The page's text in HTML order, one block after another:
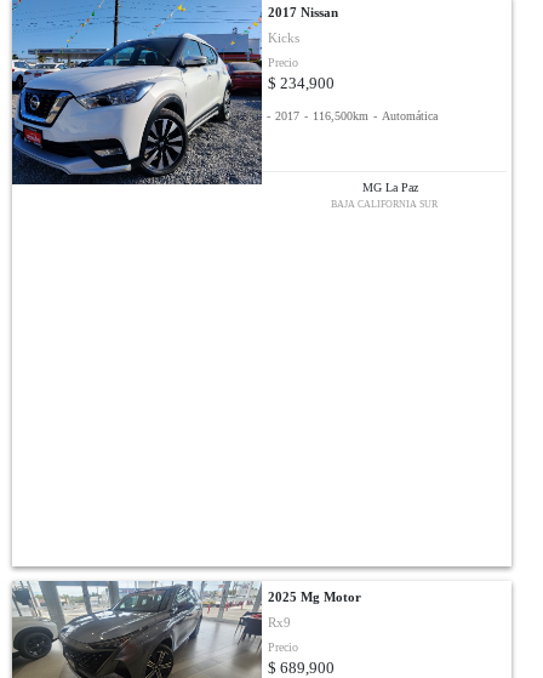
2017 Nissan
Kicks
Precio
$ 234,900
- 2017 - 116,500km - Automática
MG La Paz
BAJA CALIFORNIA SUR
2025 Mg Motor
Rx9
Precio
$ 689,900